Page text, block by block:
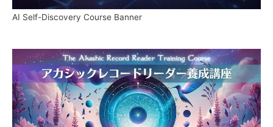
AI Self-Discovery Course Banner